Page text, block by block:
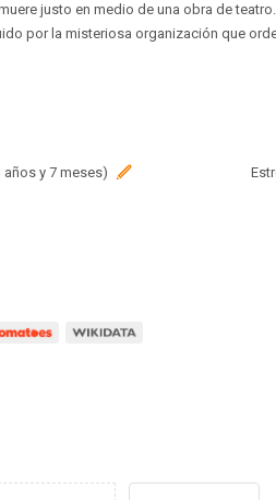
justo en medio de una obra de
por la misteriosa organización que
años y 7 meses)